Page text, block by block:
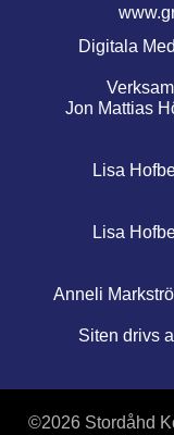
Digitala
Jon Mattias
Lisa
Lisa
Anneli
Siten drivs
©2026 Stordåhd